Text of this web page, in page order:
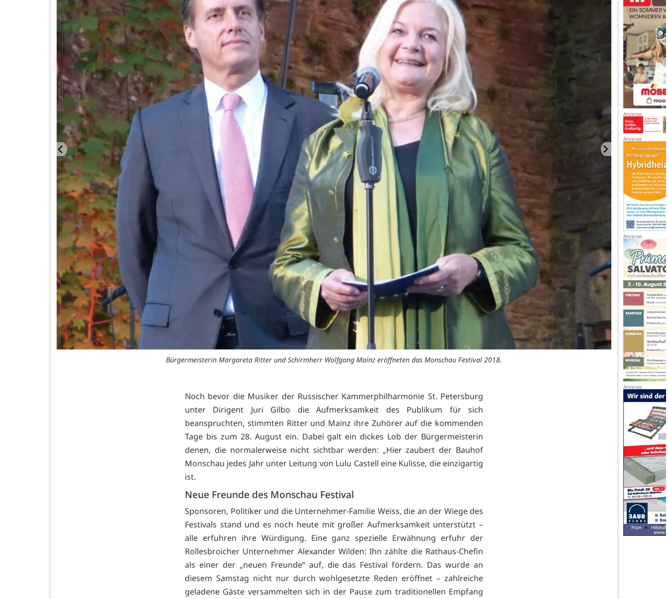
Bürgermeisterin Margareta Ritter und Schirmherr Wolfgang Mainz eröffneten das Monschau Festival 2018.
Noch bevor die Musiker der Russischer Kammerphilharmonie St. Petersburg
unter Dirigent Juri Gilbo die Aufmerksamkeit des Publikum für sich
beanspruchten, stimmten Ritter und Mainz ihre Zuhörer auf die kommenden
Tage bis zum 28. August ein. Dabei galt ein dickes Lob der Bürgermeisterin
denen, die normalerweise nicht sichtbar werden: „Hier zaubert der Bauhof
Monschau jedes Jahr unter Leitung von Lulu Castell eine Kulisse, die einzigartig
ist.
Neue Freunde des Monschau Festival
Sponsoren, Politiker und die Unternehmer-Familie Weiss, die an der Wiege des
Festivals stand und es noch heute mit großer Aufmerksamkeit unterstützt –
alle erfuhren ihre Würdigung. Eine ganz spezielle Erwähnung erfuhr der
Rollesbroicher Unternehmer Alexander Wilden: Ihn zählte die Rathaus-Chefin
als einer der „neuen Freunde“ auf, die das Festival fördern. Das wurde an
diesem Samstag nicht nur durch wohlgesetzte Reden eröffnet – zahlreiche
geladene Gäste versammelten sich in der Pause zum traditionellen Empfang